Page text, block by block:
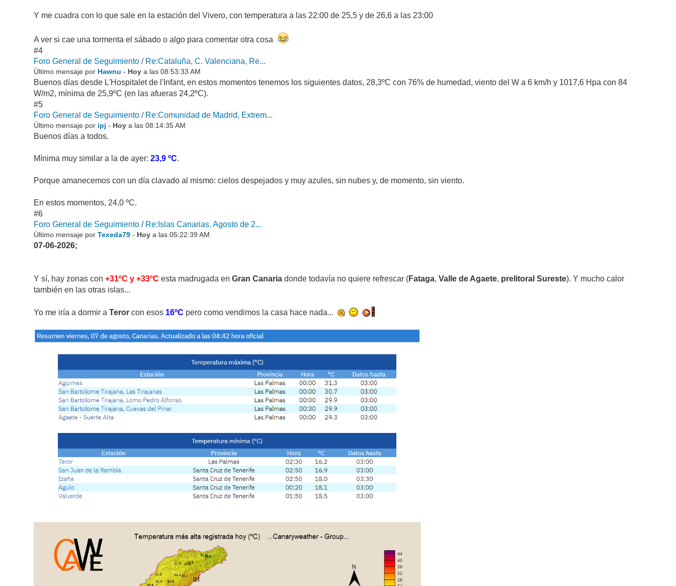
Y me cuadra con lo que sale en la estación del Vivero, con temperatura a las 22:00 de 25,5 y de 26,6 a las 23:00
A ver si cae una tormenta el sábado o algo para comentar otra cosa
#4
Foro General de Seguimiento / Re:Cataluña, C. Valenciana, Re...
Último mensaje por Hawnu - Hoy a las 08:53:33 AM
Buenos días desde L'Hospitalet de l'Infant, en estos momentos tenemos los siguientes datos, 28,3ºC con 76% de humedad, viento del W a 6 km/h y 1017,6 Hpa con 84
W/m2, mínima de 25,9ºC (en las afueras 24,2ºC).
#5
Foro General de Seguimiento / Re:Comunidad de Madrid, Extrem...
Último mensaje por ipj - Hoy a las 08:14:35 AM
Buenos días a todos.
Mínima muy similar a la de ayer:23,9 ºC.
Porque amanecemos con un día clavado al mismo: cielos despejados y muy azules, sin nubes y, de momento, sin viento.
En estos momentos, 24,0 ºC.
#6
Foro General de Seguimiento / Re:Islas Canarias. Agosto de 2...
Último mensaje porTexeda79 - Hoy a las 05:22:39 AM
07-06-2026;
Y sí, hay zonas con+31ºC y +33ºC esta madrugada enGran Canaria donde todavía no quiere refrescar (Fataga,Valle de Agaete, prelitoral Sureste). Y mucho calor
también en las otras islas...
Yo me iría a dormir aTeror con esos 16ºC pero como vendimos la casa hace nada...